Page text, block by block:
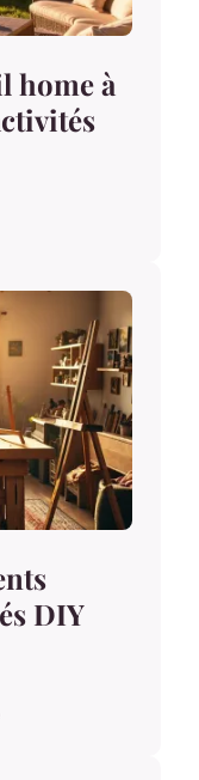
home à
DIY